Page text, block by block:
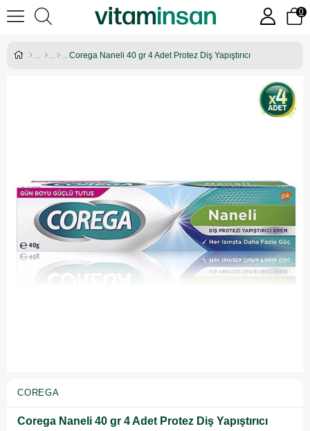
0
Corega Naneli 40 gr 4 Adet Protez Diş Yapıştırıcı
COREGA
Corega Naneli 40 gr 4 Adet Protez Diş Yapıştırıcı